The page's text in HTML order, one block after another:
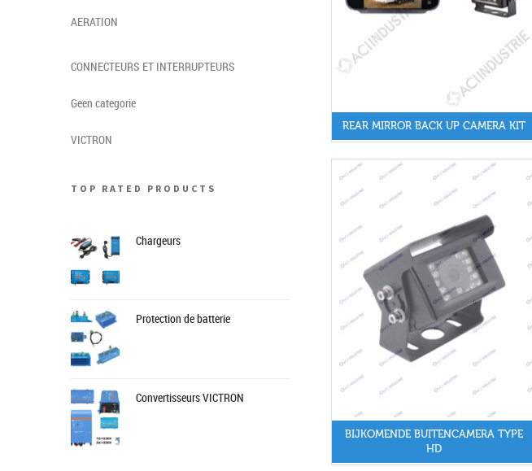
REAR MIRROR BACK UP CAMERA KIT
BIJKOMENDE BUITENCAMERA TYPE
HD
AERATION
CONNECTEURS ET INTERRUPTEURS
Geen categorie
VICTRON
TOP RATED PRODUCTS
Chargeurs
Protection de batterie
Convertisseurs VICTRON